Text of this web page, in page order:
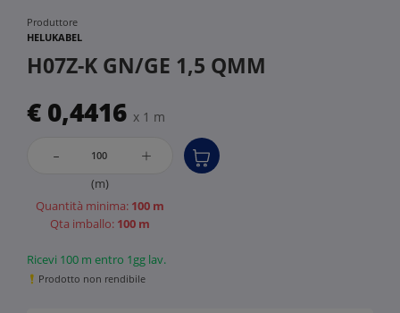
Produttore
HELUKABEL
H07Z-K GN/GE 1,5 QMM
€ 0,4416 x 1 m
- +
(m)
Quantità minima: 100 m
Qta imballo: 100 m
Ricevi 100 m entro 1gg lav.
Prodotto non rendibile